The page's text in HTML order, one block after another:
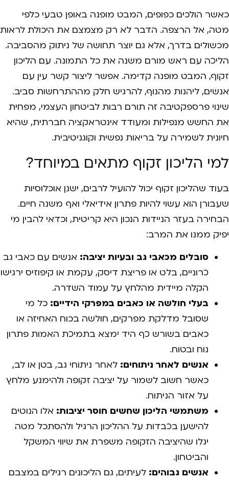
כאשר הולכים כפופים, המבט מופנה באופן טבעי כלפי
מטה, אל הרצפה. הדבר לא רק מצמצם את היכולת לראות
מכשולים בדרך, אלא גם יוצר תחושה של ניתוק מהסביבה.
הליכה עם ראש מורם משנה את כל התמונה. עם הליכון
זקוף, המבט מופנה קדימה. אפשר ליצור קשר עין עם
אנשים, ליהנות מהנוף, להרגיש חלק מההתרחשות סביב.
שינוי פרספקטיבה זה תורם רבות לביטחון העצמי, מפחית
את החשש מנפילות ומעודד אינטראקציה חברתית, שהיא
חיונית לשמירה על בריאות נפשית וקוגניטיבית.
למי הליכון זקוף מתאים במיוחד?
בעוד שהליכון זקוף יכול להועיל לרבים, ישנן אוכלוסיות
שעבורן הוא עשוי להיות פתרון אידיאלי ואף משנה חיים.
הבחירה בעזר הניידות הנכון היא קריטית, וכדאי להבין מי
יפיק ממנו את המרב:
סובלים מכאבי גב ובעיות יציבה: אנשים עם כאבי גב
כרוניים, בלט או פריצת דיסק, עקמת או קיפוזיס ירגישו
הקלה מיידית מהלחץ על עמוד השדרה.
בעלי חולשה או כאבים במפרקי הידיים: כל מי
שסובל מדלקת מפרקים, חולשה בכוח האחיזה או
כאבים בשורש כף היד ימצא בתמיכת האמות פתרון
נוח ובטוח.
אנשים לאחר ניתוחים: לאחר ניתוחי גב, בטן או לב,
כאשר חשוב לשמור על יציבה זקופה ולהימנע מלחץ
על אזור הניתוח.
משתמשי הליכון שחשים חוסר יציבות: אלו הנוטים
להישען בכבדות על ההליכון הרגיל ולהסתכל מטה
יגלו שהיציבה הזקופה משפרת את שיווי המשקל
והביטחון.
אנשים גבוהים: לעיתים, גם הליכונים רגילים במצבם